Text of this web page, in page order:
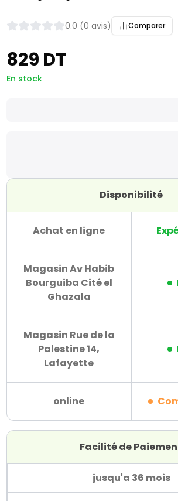
0.0 (0 avis) Comparer
829 DT
En stock
Disponibilité
Achat en ligne
Magasin Av Habib
Bourguiba Cité el
Ghazala
Magasin Rue de la
Palestine 14,
Lafayette
online
Facilité de
jusqu'a 36 mois